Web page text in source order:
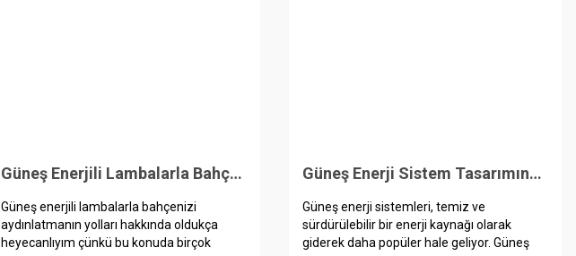
Güneş Enerjili Lambalarla Bahçenizi Aydınlatmanın Yolları
Güneş enerjili lambalarla bahçenizi
aydınlatmanın yolları hakkında oldukça
heyecanlıyım çünkü bu konuda birçok
Güneş Enerji Sistem Tasarımında Nelere Dikkat Edilmeli?
Güneş enerji sistemleri, temiz ve
sürdürülebilir bir enerji kaynağı olarak
giderek daha popüler hale geliyor. Güneş